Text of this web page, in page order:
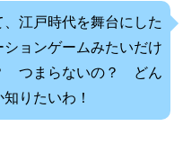
江戸時代を舞台にした
ョンゲームみたいだけ
つまらないの？ どん
りたいわ！